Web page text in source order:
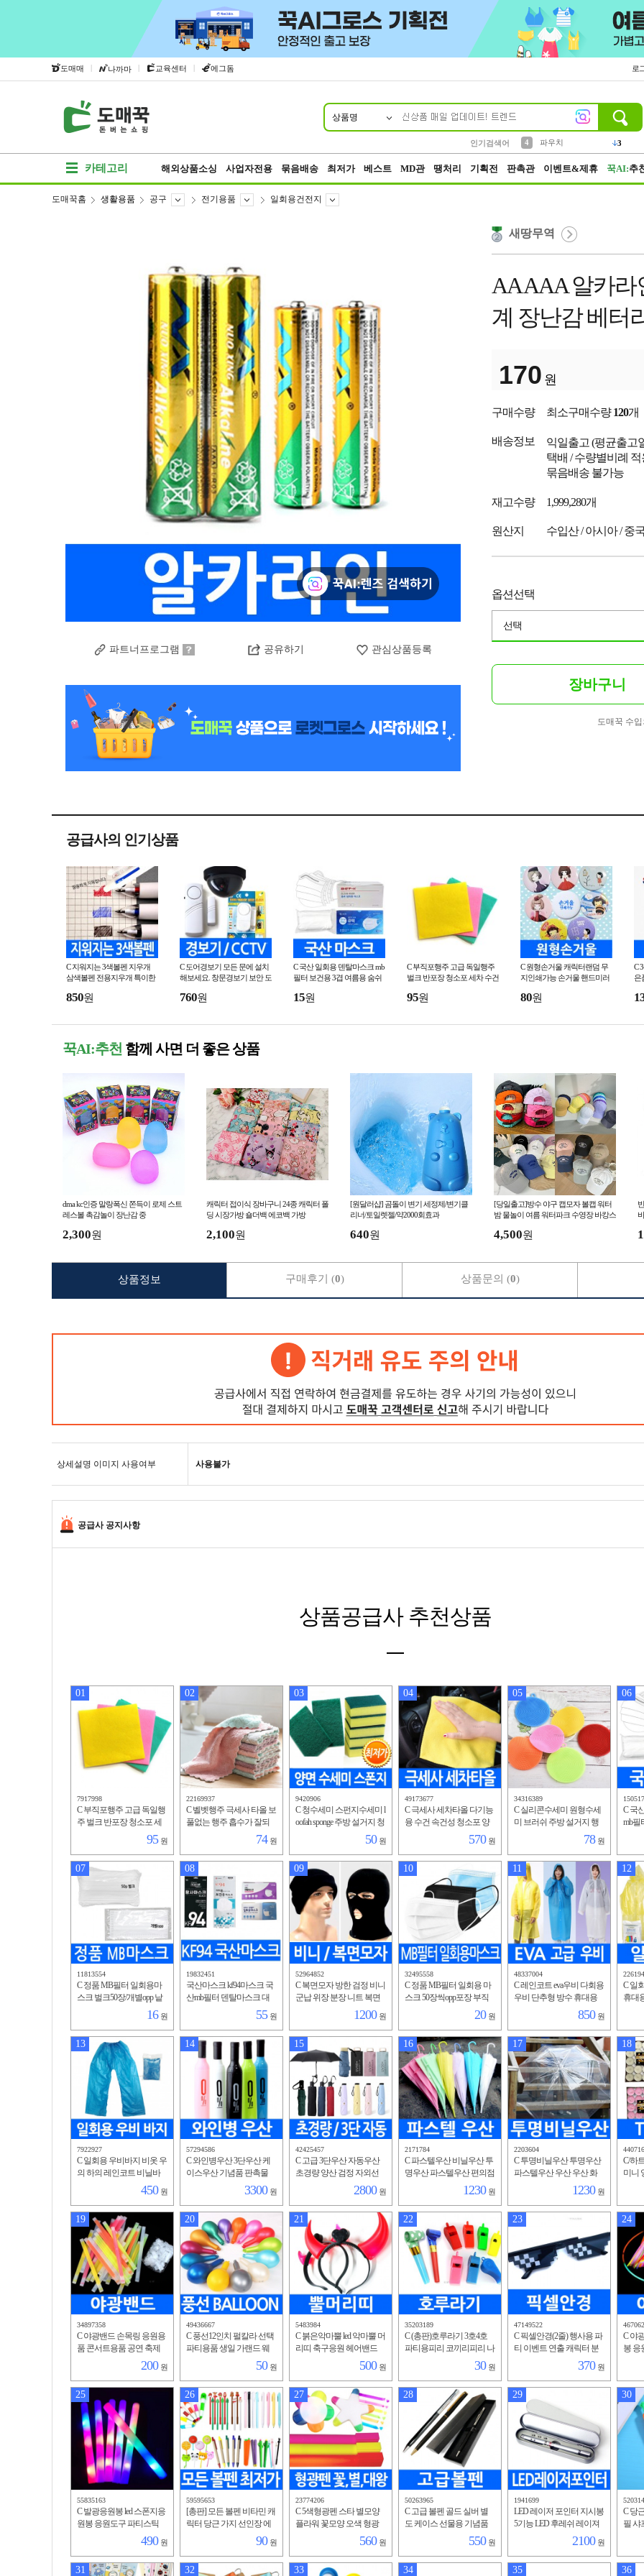
도매매 | 나까마 | 교육센터 | 에그돔 로
상품명
인기검색어
4
파우치
3
카테고리 해외상품소싱 사업자전용 묶음배송 최저가 베스트 MD관 땡처리 기획전 판촉관 이벤트&제휴 꾹AI:추
도매꾹홈 생활용품 공구 전기용품 일회용건전지
파트너프로그램 공유하기 관심상품등록
새땅무역
AA AAA 알카
계 장난감 베터
170 원
구매수량 최소구매수량120개
배송정보 익일출고 (평균출고
택배 / 수량별비례
묶음배송 불가능
재고수량 1,999,280개
원산지 수입산 / 아시아 / 중
옵션선택
선택
장바구니
도매꾹 수
공급사의 인기상품
C 지워지는 3색볼펜 지우개
삼색볼펜 전용지우개 특이한
보물제작 인쇄가능
850원
C 도어경보기 모든 문에 설치
해보세요. 창문경보기 보안 도
카메라 모형 감시카
760원
C 국산 일회용 덴탈마스크 mb
필터 보건용 3겹 여름용 숨쉬
포 사은품 병원
15원
C 부직포행주 고급 독일행주
벌크 반포장 청소포 세차 수건
파트분양 판촉
95원
C 원형손거울 캐릭터랜덤 무
지인쇄가능 손거울 핸드미러
네일샵 식당 판촉물
80원
C
은
무
꾹AI:추천 함께 사면 더 좋은 상품
dma kc인증 말랑폭신 쫀득이 로제 스트
레스볼 촉감놀이 장난감 중
2,300원
캐릭터 접이식 장바구니 24종 캐릭터 폴
딩 시장가방 숄더백 에코백 가방
2,100원
[원달러샵] 곰돌이 변기 세정제/변기클
리너/토일렛젤/약2000회효과
640원
[당일출고]방수 야구 캡모자 볼캡 워터
밤 물놀이 여름 워터파크 수영장 바캉스
4,500원
상세설명 이미지 사용여부 사용불가
공급사 공지사항
상품공급사 추천상품
01
7917998
C 부직포행주 고급 독일행
주 벌크 반포장 청소포 세
차 수건 타올 천연펄프 모
델하우스 아파트분양 판촉
95 원
02
22169937
C 벨벳행주 극세사 타올 보
풀없는 행주 흡수가 잘되
는 청소포 세차 주방용 걸
74 원
03
9420906
C 청수세미 스펀지수세미 l
oofah sponge 주방 설거지 청
소 홍보물 기념품 행주 녹
50 원
04
49173677
C 극세사 세차타올 다기능
융 수건 속건성 청소포 양
면 흡수성 우수 특수 타월
벨벳 두툼한행주 수건570 원
05
34316389
C 실리콘수세미 원형수세
미 브러쉬 주방 설거지 행
주 판촉 홍보 팬션수세미
78 원
06
C 국
mb필
07
11813554
C 정품 MB필터 일회용마
스크 벌크50장/개별opp 낱
개포장 MB필터 휴대용 판
16 원
08
19832451
국산마스크 kf94마스크 국
산mb필터 덴탈마스크 대
형 황사 방역 미세먼지 유
해물질 KF-94 식약처 FDA
인증
55 원
09
52964852
C 복면모자 방한 검정 비니
군납 위장 분장 니트 복면
마스크 얼굴 바람막이 그
리드 오토바이 라이더
1200 원
10
32495558
C 정품 MB필터 일회용 마
스크 50장씩opp포장 부직
포 멜트블로운 먼지 차단
20 원
11
48337004
C 레인코트 eva우비 다회용
우비 단추형 방수 휴대용
비닐 우의 비옷 방수 작업
복 행사용 야외 물청소
850 원
12
C 일
휴대
13
7922927
C 일회용 우비바지 비옷 우
의 하의 레인코트 비닐바
지 물청소 작업복 공사용
450 원
14
57294586
C 와인병우산 3단우산 케
이스우산 기념품 판촉물
사은품 인쇄 기념품 접는
3300 원
15
42425457
C 고급 3단우산 자동우산
초경량 양산 검정 자외선
암막 차단 자동3단 접이식
암막 가볍고 튼튼한 양산
겸용
2800 원
16
2171784
C 파스텔우산 비닐우산 투
명우산 파스텔우산 편의점
우산 얇은 가벼운 일회용
단기간 소품 간편한1230 원
17
2203604
C 투명비닐우산 투명우산
파스텔우산 우산 우산 화
이트 투명 일회용 간편우
산 편의점 장우산 가벼운
우산
1230 원
18
C/하
미니
포
19
34897358
C 야광밴드 손목링 응원용
품 콘서트용품 공연 축제
파티 클럽 형광봉 스틱 반
짝이 야간 인쇄가능200 원
20
49436667
C 풍선12인치 펄칼라 선택
파티용품 생일 가랜드 웨
딩 이벤트용 프로포즈 페
스티벌 연출 벌룬 전문가
용
50 원
21
5483984
C 붉은악마뿔 led 악마뿔 머
리띠 축구응원 헤어밴드
이벤트 행사 코스프레 코
스튬 핼러윈 할로윈 분장
파티
500 원
22
35203189
C (총판)호루라기 3호4호
파티용피리 코끼리피리 나
팔 피리 부부젤라 입피리
30 원
23
47149522
C 픽셀안경(2줄) 행사용 파
티 이벤트 연출 캐릭터 분
장 안경 선글라스 코스프
370 원
24
C 야
봉 응
25
55835163
C 발광응원봉 led 스폰지응
원봉 응원도구 파티스틱
발광봉 발광스틱 체육 운
동회 소풍 콘서트 행사용
490 원
26
59595653
[총판] 모든 볼펜 비타민 캐
릭터 당근 가지 선인장 에
코 종이 동물부채 과일부
채 토끼 고양이 마카롱 알
약
90 원
27
23774206
C 5색형광펜 스타 별모양
플라워 꽃모양 오색 형광
볼펜 문구 사무 펜류 판촉
인쇄 가능 별 홍보물560 원
28
50263965
C 고급 볼펜 골드 실버 별
도 케이스 선물용 기념품
판촉물 볼펜용 만년필용
550 원
29
1941699
LED 레이저 포인터 지시봉
5기능 LED 후레쉬 레이져
포인트 볼펜 자석 지휘봉
2100 원
30
C 당
필 샤
31 32 33 34 35 36
상품정보 구매후기 (0) 상품문의 (0)